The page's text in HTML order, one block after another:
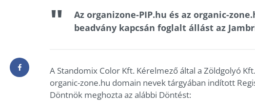
Az organizone-PIP.hu és az organic-
beadvány kapcsán foglalt állást az
A Standomix Color Kft. Kérelmező által a Zöldgolyó
organic-zone.hu domain nevek tárgyában indított
Döntnök meghozta az alábbi Döntést: